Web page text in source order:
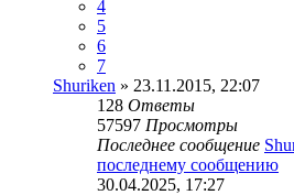
4
5
6
7
Shuriken » 23.11.2015, 22:07
128 Ответы
57597 Просмотры
Последнее сообщение
последнему сообщению
30.04.2025, 17:27